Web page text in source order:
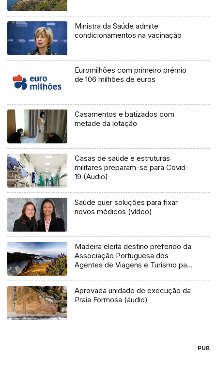
Ministra da Saúde admite
condicionamentos na vacinação
Euromilhões com primeiro prémio
de 106 milhões de euros
Casamentos e batizados com
metade da lotação
Casas de saúde e estruturas
militares preparam-se para Covid-
19 (Áudio)
Saúde quer soluções para fixar
novos médicos (vídeo)
Madeira eleita destino preferido da
Associação Portuguesa dos
Agentes de Viagens e Turismo para
Aprovada unidade de execução da
Praia Formosa (áudio)
PUB